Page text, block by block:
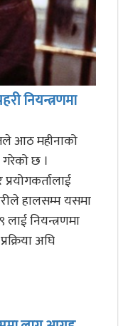
नियन्त्रणमा
आठ महीनाको
छ ।
हालसम्म यसमा
नियन्त्रणमा
अघि